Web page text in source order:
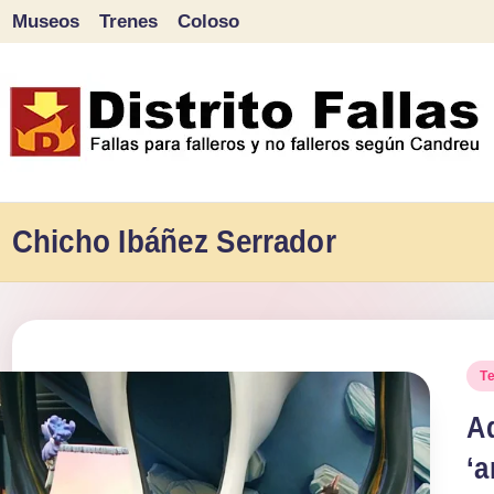
contenido
Museos Trenes Coloso
Chicho Ibáñez Serrador